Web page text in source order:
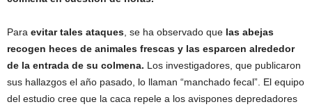
Para evitar tales ataques , se ha observado que las abejas
recogen heces de animales frescas y las esparcen alrededor
de la entrada de su colmena. Los investigadores, que publicaron
sus hallazgos el año pasado, lo llaman “manchado fecal”. El equipo
del estudio cree que la caca repele a los avispones depredadores